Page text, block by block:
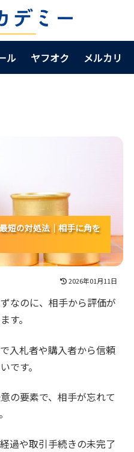
ル ヤフオク メルカリ
最短の対処法｜相手に
短の対処法｜相手に角を
短の対処法｜相手に角を
短の対処法｜相手に角を
2026年01月11日
なのに、相手から評価が
す。
入札者や購入者から信頼
です。
の要素で、相手が忘れて
過や取引手続きの未完了